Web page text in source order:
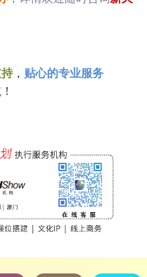
， 贴心的专业服务